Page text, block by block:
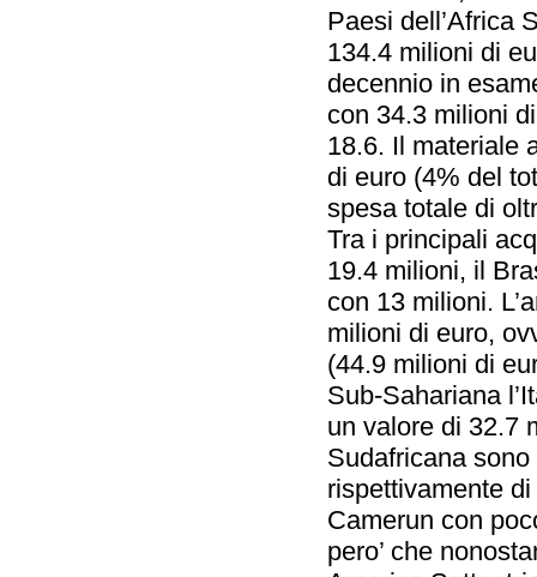
Paesi dell’Africa
134.4 milioni di
decennio in
con 34.3 milioni
18.6. Il materiale
di euro (4% del
spesa totale di
Tra i principali
19.4 milioni, il
con 13 milioni.
milioni di euro,
(44.9 milioni di
Sub-Sahariana
un valore di 32.7
Sudafricana
rispettivamente
Camerun con
pero’ che